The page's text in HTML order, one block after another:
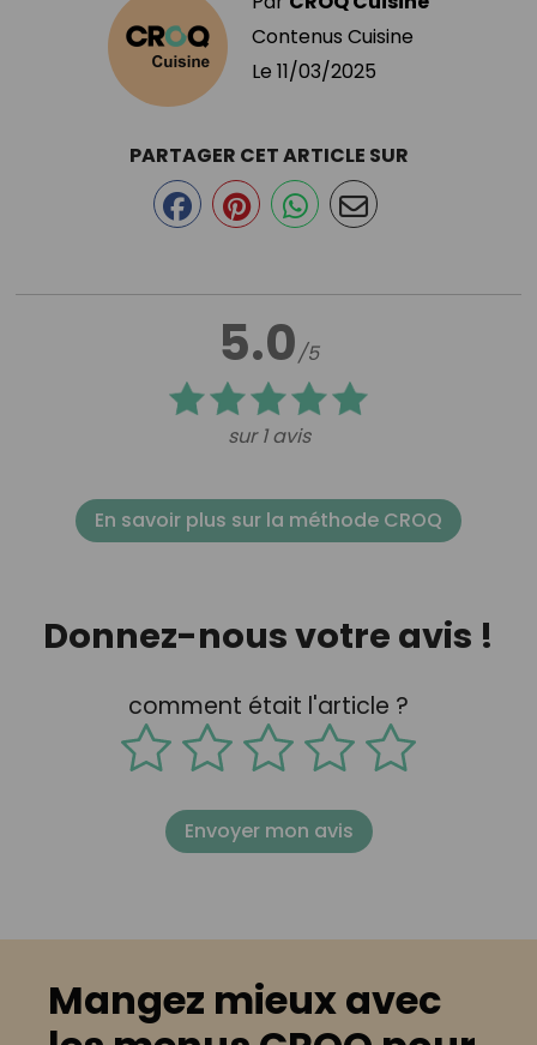
Contenus Cuisine
Le 11/03/2025
5.0/5
sur 1 avis
PARTAGER CET ARTICLE SUR
En savoir plus sur la méthode CROQ
Donnez-nous votre avis !
comment était l'article ?
Envoyer mon avis
Mangez mieux avec